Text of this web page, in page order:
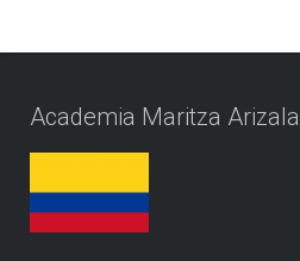
Academia Maritza Arizala